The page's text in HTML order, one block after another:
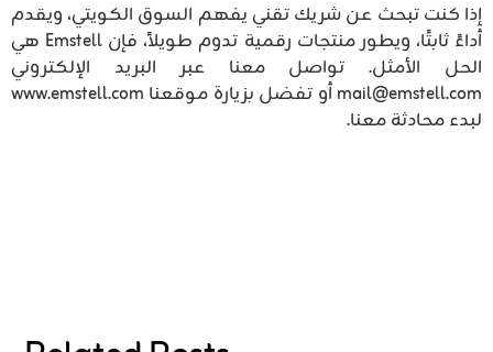
إذا كنت تبحث عن شريك تقني يفهم السوق الكويتي، ويقدم
أداءً ثابتًا، ويطور منتجات رقمية تدوم طويلاً، فإن Emstell هي
الحل الأمثل. تواصل معنا عبر البريد الإلكتروني
mail@emstell.com
أو تفضل بزيارة موقعنا www.emstell.com
لبدء محادثة معنا.